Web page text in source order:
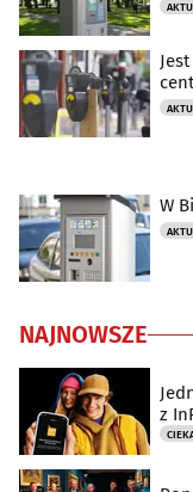
W
NAJNOWSZE
z